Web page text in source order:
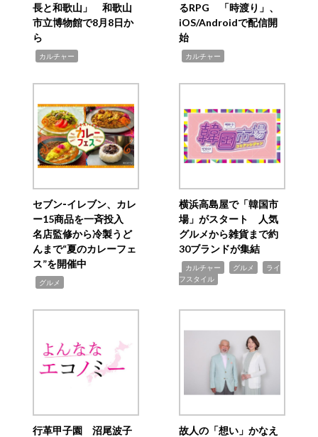
長と和歌山」 和歌山
市立博物館で8月8日か
ら
カルチャー
るRPG 「時渡り」、
iOS/Androidで配信開
始
カルチャー
セブン‐イレブン、カレ
ー15商品を一斉投入
名店監修から冷製うど
んまで“夏のカレーフェ
ス”を開催中
グルメ
横浜高島屋で「韓国市
場」がスタート 人気
グルメから雑貨まで約
30ブランドが集結
カルチャー グルメ
ライ
フスタイル
行革甲子園 沼尾波子
故人の「想い」かなえ